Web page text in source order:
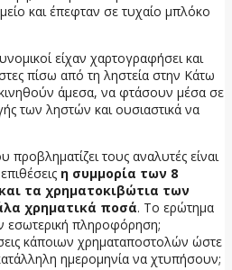
και έπεφταν σε τυχαίο μπλόκο
είχαν χαρτογραφήσει και
πίσω από τη ληστεία στην Κάτω
άμεσα, να φτάσουν μέσα σε
των ληστών και ουσιαστικά να
τους αναλυτές είναι
η συμμορία των 8
τα χρηματοκιβώτια των
χρηματικά ποσά. Το ερώτημα
εσωτερική πληροφόρηση;
κάποιων χρηματαποστολών ώστε
ημερομηνία να χτυπήσουν;